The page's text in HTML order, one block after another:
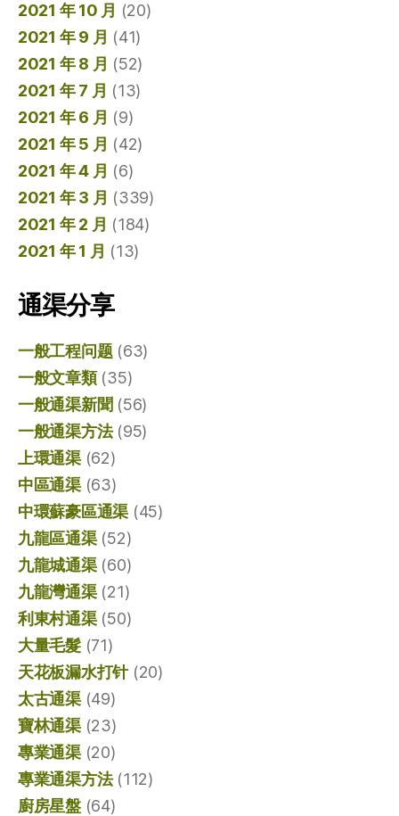
2021 年 10 月 (20)
2021 年 9 月 (41)
2021 年 8 月 (52)
2021 年 7 月 (13)
2021 年 6 月 (9)
2021 年 5 月 (42)
2021 年 4 月 (6)
2021 年 3 月 (339)
2021 年 2 月 (184)
2021 年 1 月 (13)
通渠分享
一般工程问题(63)
一般文章類(35)
一般通渠新聞 (56)
一般通渠方法(95)
上環通渠(62)
中區通渠(63)
中環蘇豪區通渠 (45)
九龍區通渠(52)
九龍城通渠(60)
九龍灣通渠(21)
利東村通渠(50)
大量毛髮(71)
天花板漏水打针(20)
太古通渠(49)
寶林通渠(23)
專業通渠(20)
專業通渠方法(112)
廚房星盤(64)